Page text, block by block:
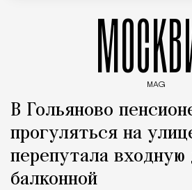
MAG
В Гольяново
прогуляться на
перепутала входную
балконной